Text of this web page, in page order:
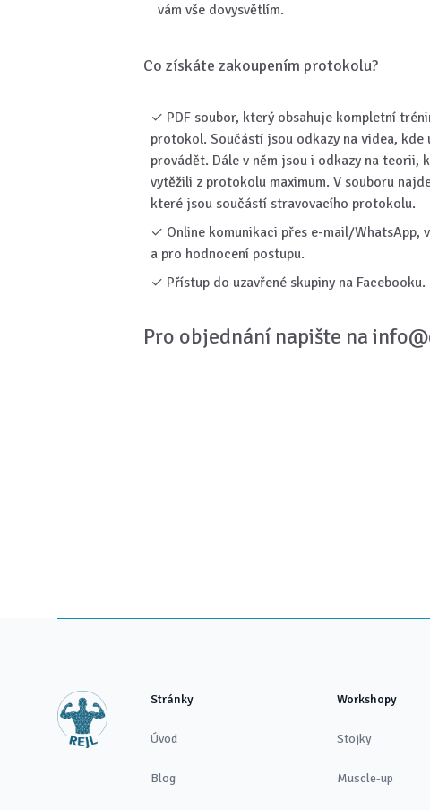
vám vše dovysvětlím.
Co získáte zakoupením protokolu?
✓ PDF soubor, který obsahuje kompletní
protokol. Součástí jsou odkazy na videa,
provádět. Dále v něm jsou i odkazy na teorii,
vytěžili z protokolu maximum. V souboru
které jsou součástí stravovacího protokolu.
✓ Online komunikaci přes e-mail/WhatsApp,
a pro hodnocení postupu.
✓ Přístup do uzavřené skupiny na Facebooku.
Pro objednání napište na
Stránky
Úvod
Blog
Workshopy
Stojky
Muscle-up